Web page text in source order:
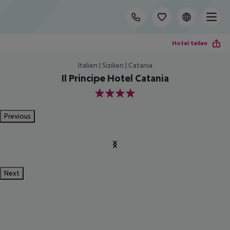
Hotel teilen
Italien | Sizilien | Catania
Il Principe Hotel Catania
4
Previous
Next